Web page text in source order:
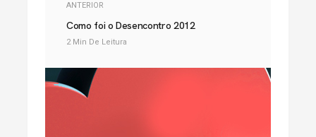
ANTERIOR
Como foi o Desencontro 2012
2 Min De Leitura